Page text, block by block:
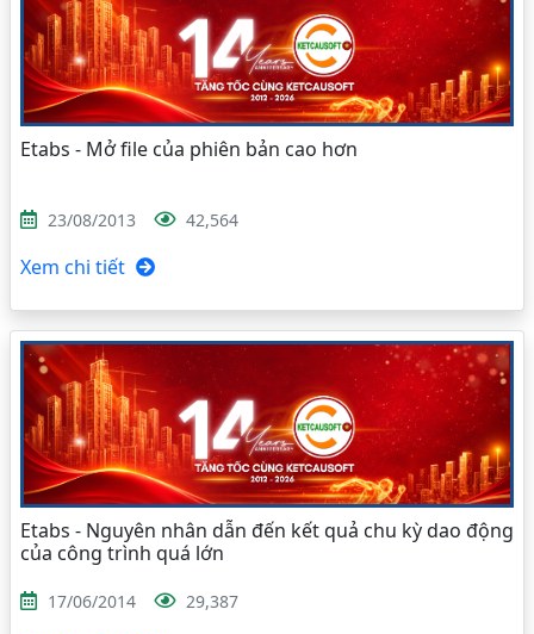
Etabs - Mở file của phiên bản cao hơn
23/08/2013 42,564
Xem chi tiết
Etabs - Nguyên nhân dẫn đến kết quả chu kỳ dao động
của công trình quá lớn
17/06/2014 29,387